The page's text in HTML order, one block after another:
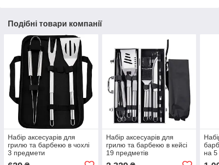
Подібні товари компанії
Набір аксесуарів для
грилю та барбекю в чохлі
3 предмети
Набір аксесуарів для
грилю та барбекю в кейсі
19 предметів
на 5